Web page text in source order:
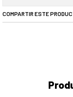
COMPARTIR ESTE